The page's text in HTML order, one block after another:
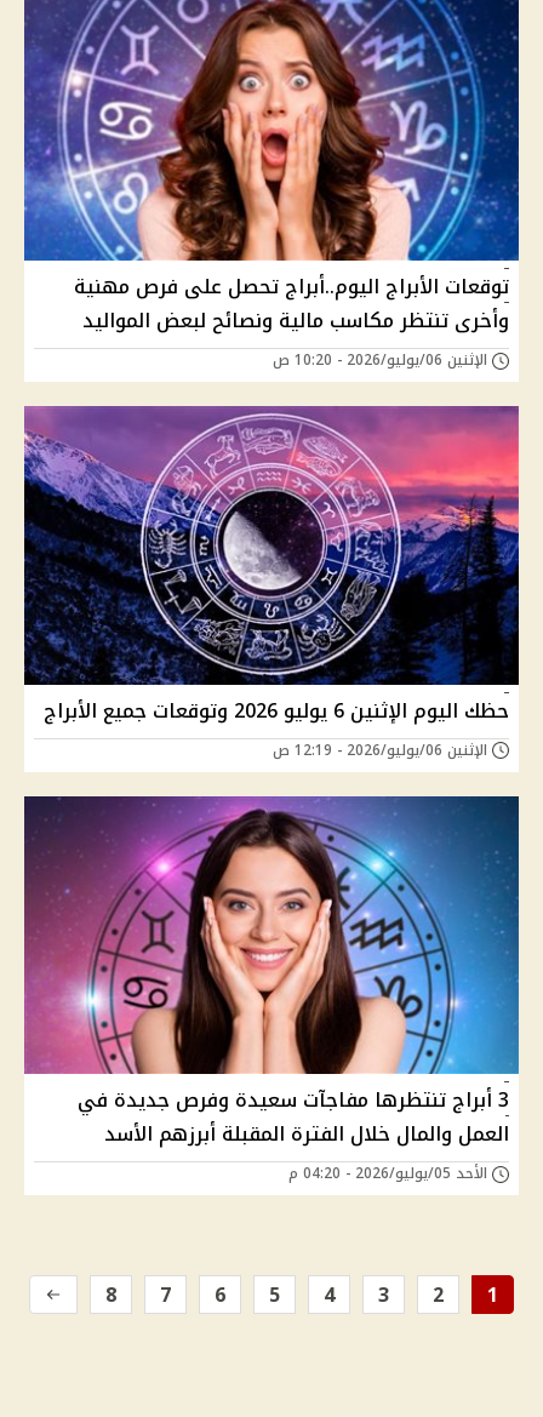
توقعات الأبراج اليوم..أبراج تحصل على فرص مهنية
وأخرى تنتظر مكاسب مالية ونصائح لبعض المواليد
الإثنين 06/يوليو/2026 - 10:20 ص
حظك اليوم الإثنين 6 يوليو 2026 وتوقعات جميع الأبراج
الإثنين 06/يوليو/2026 - 12:19 ص
3 أبراج تنتظرها مفاجآت سعيدة وفرص جديدة في
العمل والمال خلال الفترة المقبلة أبرزهم الأسد
الأحد 05/يوليو/2026 - 04:20 م
1
2
3
4
5
6
7
8